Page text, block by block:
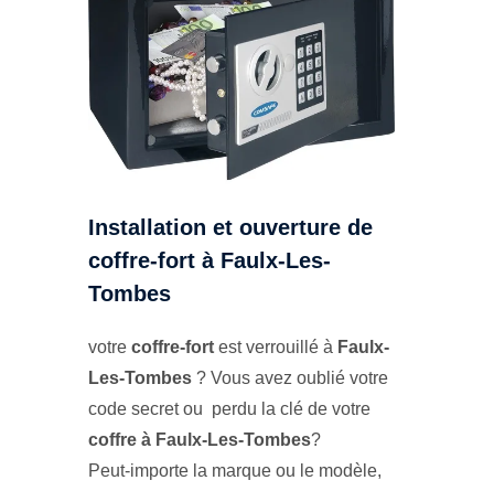
Installation et ouverture de
coffre-fort à Faulx-Les-
Tombes
votre coffre-fort est verrouillé à Faulx-
Les-Tombes ? Vous avez oublié votre
code secret ou perdu la clé de votre
coffre à Faulx-Les-Tombes?
Peut-importe la marque ou le modèle,